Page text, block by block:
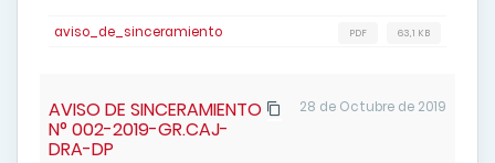
aviso_de_sinceramiento 63,1 KB
PDF
28 de Octubre de 2019
AVISO DE SINCERAMIENTO
N° 002-2019-GR.CAJ-
DRA-DP